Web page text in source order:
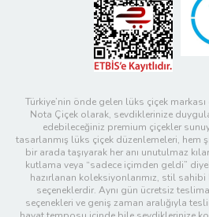
Türkiye’nin önde gelen lüks çiçek
Nota Çiçek olarak, sevdiklerinize
edebileceğiniz premium çiçekler
tasarlanmış lüks çiçek düzenlemeleri, hem
bir arada taşıyarak her anı unutulmaz
kutlama veya “sadece içimden geldi”
hazırlanan koleksiyonlarımız, stil
seçeneklerdir. Aynı gün ücretsiz
seçenekleri ve geniş zaman aralığıyla